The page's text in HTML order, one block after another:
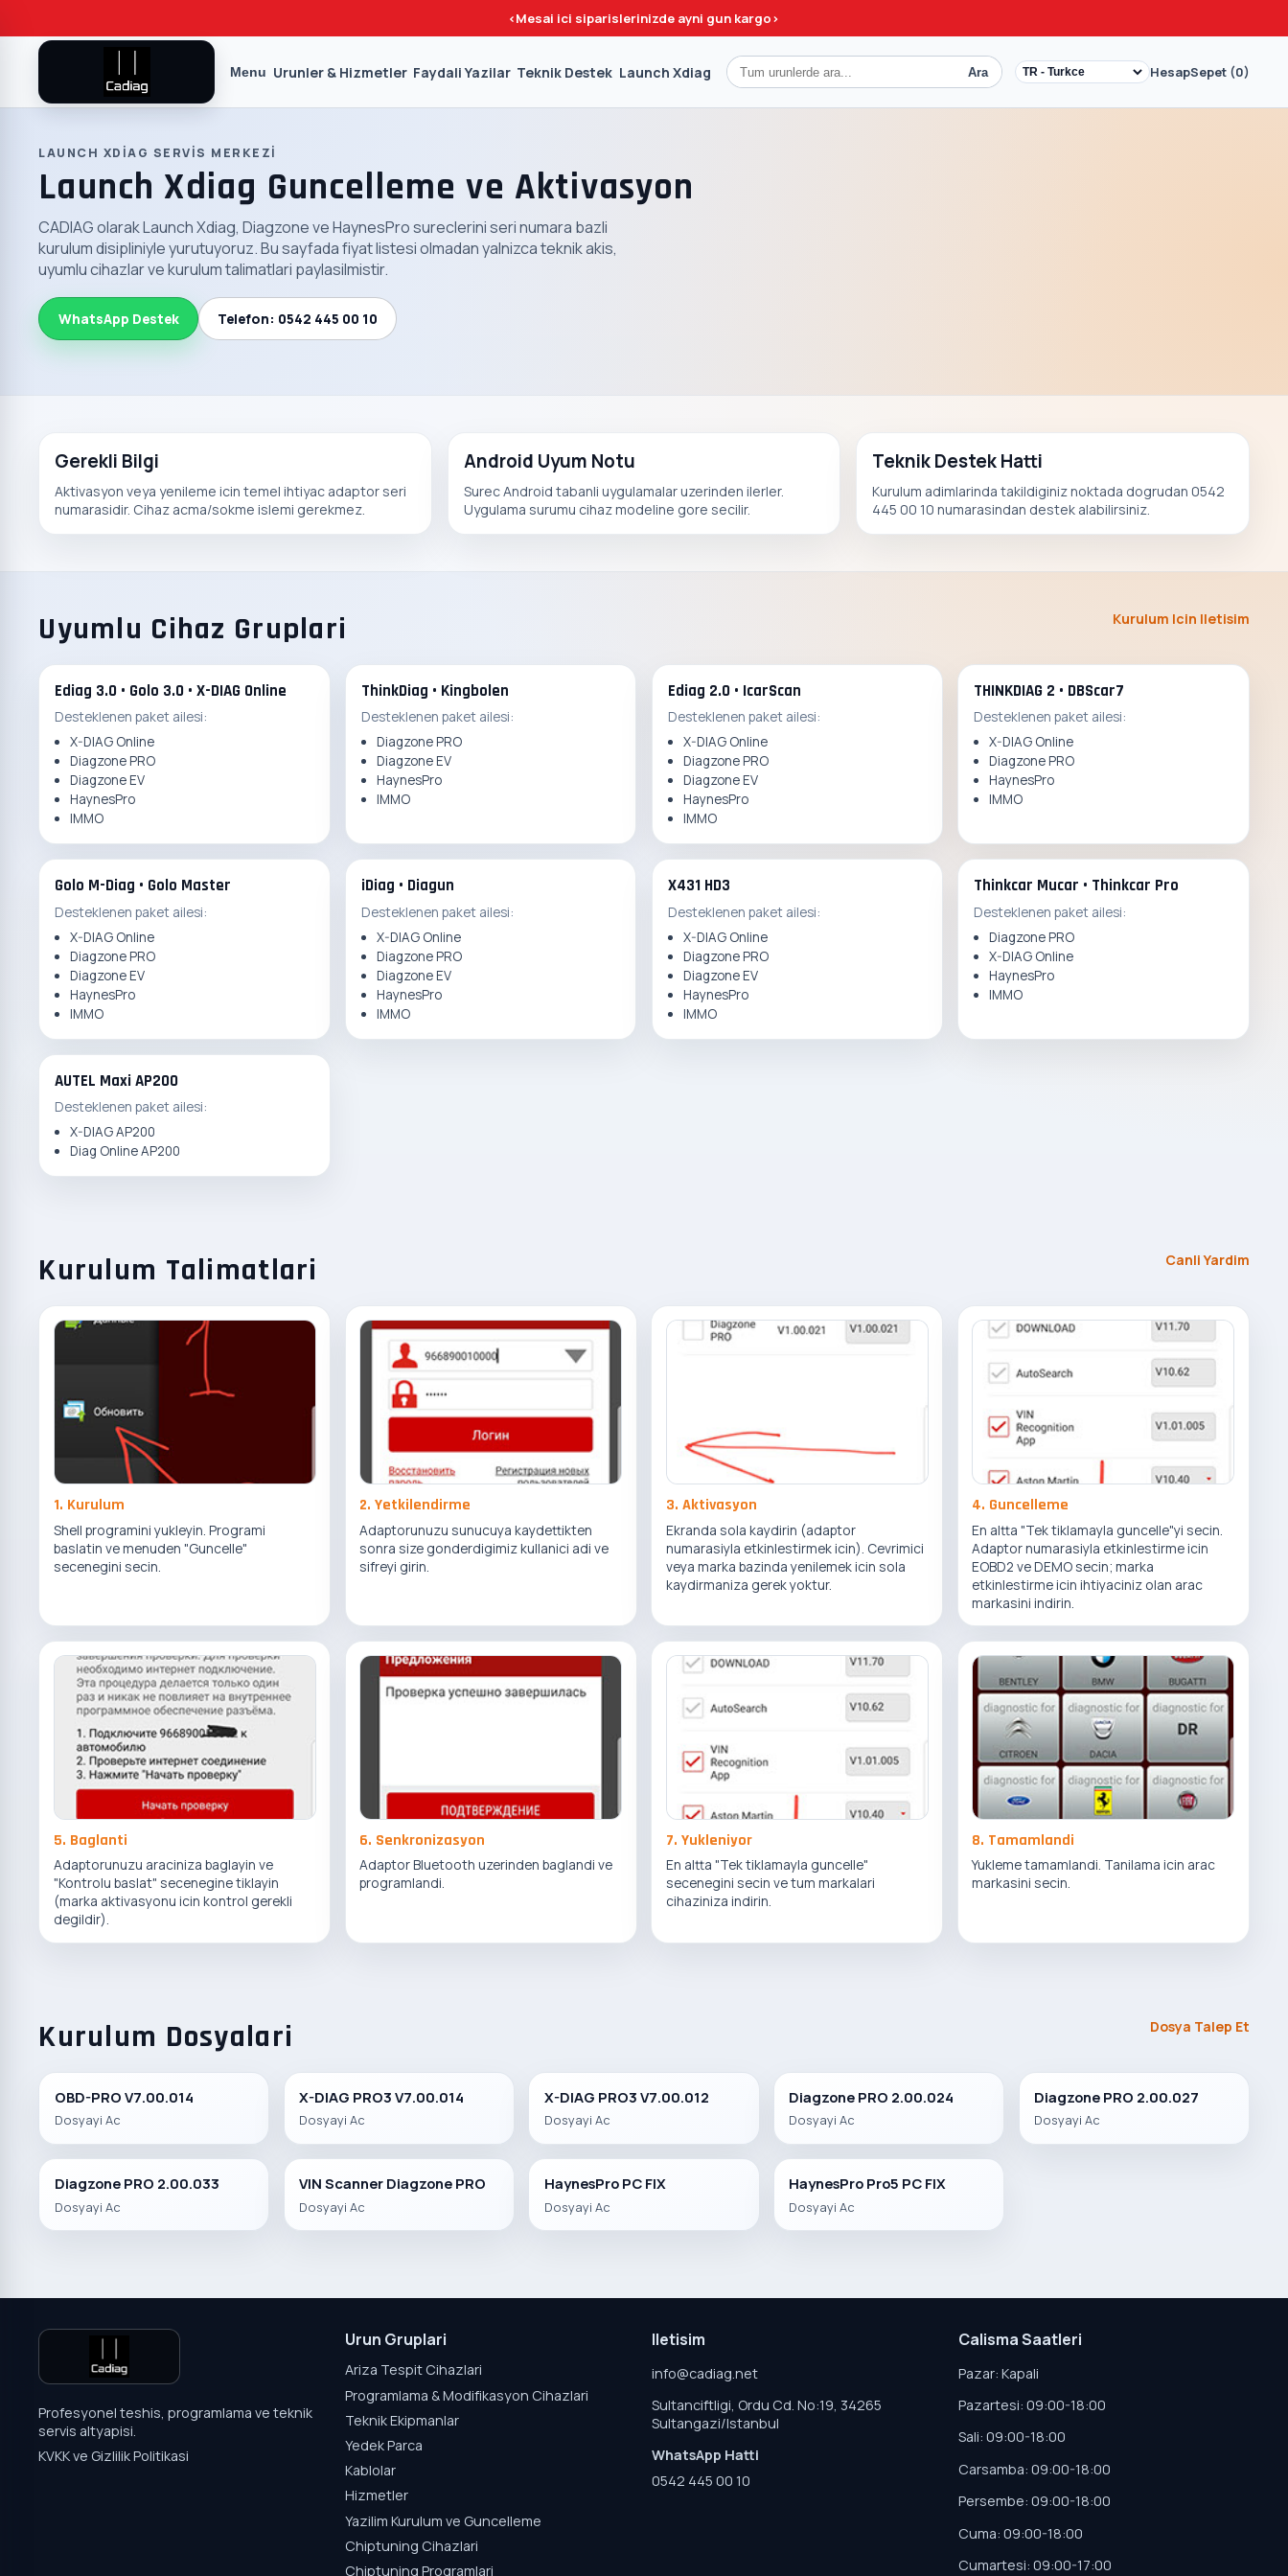
<Mesai ici siparislerinizde ayni gun kargo>
Menu Urunler & Hizmetler Faydali Yazilar Teknik Destek Launch Xdiag Ara HesapSepet (0)
LAUNCH XDIAG SERVIS MERKEZI
Launch Xdiag Guncelleme ve Aktivasyon
CADIAG olarak Launch Xdiag, Diagzone ve HaynesPro sureclerini seri numara bazli
kurulum disipliniyle yurutuyoruz. Bu sayfada fiyat listesi olmadan yalnizca teknik akis,
uyumlu cihazlar ve kurulum talimatlari paylasilmistir.
WhatsApp Destek Telefon: 0542 445 00 10
Gerekli Bilgi
Aktivasyon veya yenileme icin temel ihtiyac adaptor seri
numarasidir. Cihaz acma/sokme islemi gerekmez.
Android Uyum Notu
Surec Android tabanli uygulamalar uzerinden ilerler.
Uygulama surumu cihaz modeline gore secilir.
Teknik Destek Hatti
Kurulum adimlarinda takildiginiz noktada dogrudan 0542
445 00 10 numarasindan destek alabilirsiniz.
Uyumlu Cihaz Gruplari Kurulum Icin Iletisim
Ediag 3.0 • Golo 3.0 • X-DIAG Online
Desteklenen paket ailesi:
X-DIAG Online
Diagzone PRO
Diagzone EV
HaynesPro
IMMO
ThinkDiag • Kingbolen
Desteklenen paket ailesi:
Diagzone PRO
Diagzone EV
HaynesPro
IMMO
Ediag 2.0 • IcarScan
Desteklenen paket ailesi:
X-DIAG Online
Diagzone PRO
Diagzone EV
HaynesPro
IMMO
THINKDIAG 2 • DBScar7
Desteklenen paket ailesi:
X-DIAG Online
Diagzone PRO
HaynesPro
IMMO
Golo M-Diag • Golo Master
Desteklenen paket ailesi:
X-DIAG Online
Diagzone PRO
Diagzone EV
HaynesPro
IMMO
iDiag • Diagun
Desteklenen paket ailesi:
X-DIAG Online
Diagzone PRO
Diagzone EV
HaynesPro
IMMO
X431 HD3
Desteklenen paket ailesi:
X-DIAG Online
Diagzone PRO
Diagzone EV
HaynesPro
IMMO
Thinkcar Mucar • Thinkcar Pro
Desteklenen paket ailesi:
Diagzone PRO
X-DIAG Online
HaynesPro
IMMO
AUTEL Maxi AP200
Desteklenen paket ailesi:
X-DIAG AP200
Diag Online AP200
Kurulum Talimatlari Canli Yardim
1. Kurulum
Shell programini yukleyin. Programi
baslatin ve menuden "Guncelle"
secenegini secin.
2. Yetkilendirme
Adaptorunuzu sunucuya kaydettikten
sonra size gonderdigimiz kullanici adi ve
sifreyi girin.
3. Aktivasyon
Ekranda sola kaydirin (adaptor
numarasiyla etkinlestirmek icin). Cevrimici
veya marka bazinda yenilemek icin sola
kaydirmaniza gerek yoktur.
4. Guncelleme
En altta "Tek tiklamayla guncelle"yi secin.
Adaptor numarasiyla etkinlestirme icin
EOBD2 ve DEMO secin; marka
etkinlestirme icin ihtiyaciniz olan arac
markasini indirin.
5. Baglanti
Adaptorunuzu araciniza baglayin ve
"Kontrolu baslat" secenegine tiklayin
(marka aktivasyonu icin kontrol gerekli
degildir).
6. Senkronizasyon
Adaptor Bluetooth uzerinden baglandi ve
programlandi.
7. Yukleniyor
En altta "Tek tiklamayla guncelle"
secenegini secin ve tum markalari
cihaziniza indirin.
8. Tamamlandi
Yukleme tamamlandi. Tanilama icin arac
markasini secin.
Kurulum Dosyalari Dosya Talep Et
OBD-PRO V7.00.014
Dosyayi Ac
X-DIAG PRO3 V7.00.014
Dosyayi Ac
X-DIAG PRO3 V7.00.012
Dosyayi Ac
Diagzone PRO 2.00.024
Dosyayi Ac
Diagzone PRO 2.00.027
Dosyayi Ac
Diagzone PRO 2.00.033
Dosyayi Ac
VIN Scanner Diagzone PRO
Dosyayi Ac
HaynesPro PC FIX
Dosyayi Ac
HaynesPro Pro5 PC FIX
Dosyayi Ac
Profesyonel teshis, programlama ve teknik
servis altyapisi.
KVKK ve Gizlilik Politikasi
Urun Gruplari
Ariza Tespit Cihazlari
Programlama & Modifikasyon Cihazlari
Teknik Ekipmanlar
Yedek Parca
Kablolar
Hizmetler
Yazilim Kurulum ve Guncelleme
Chiptuning Cihazlari
Chiptuning Programlari
Iletisim
info@cadiag.net
Sultanciftligi, Ordu Cd. No:19, 34265
Sultangazi/Istanbul
WhatsApp Hatti
0542 445 00 10
Calisma Saatleri
Pazar: Kapali
Pazartesi: 09:00-18:00
Sali: 09:00-18:00
Carsamba: 09:00-18:00
Persembe: 09:00-18:00
Cuma: 09:00-18:00
Cumartesi: 09:00-17:00